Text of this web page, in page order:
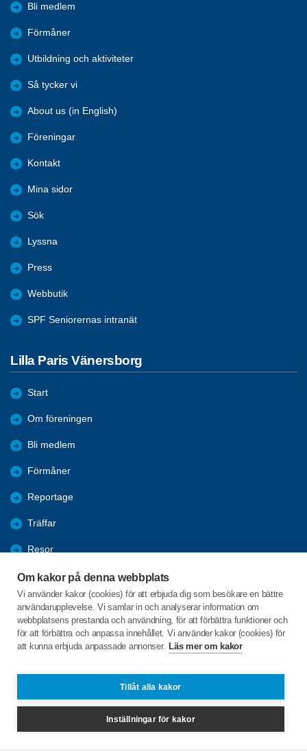
Om kakor på denna webbplats
Vi använder kakor (cookies) för att erbjuda dig som besökare en bättre
användarupplevelse. Vi samlar in och analyserar information om
webbplatsens prestanda och användning, för att förbättra funktioner och
för att förbättra och anpassa innehållet. Vi använder kakor (cookies) för
att kunna erbjuda anpassade annonser. Läs mer om kakor
Tillåt alla kakor
Inställningar för kakor
Bli medlem
Förmåner
Utbildning och aktiviteter
Så tycker vi
About us (in English)
Föreningar
Kontakt
Mina sidor
Sök
Lyssna
Press
Webbutik
SPF Seniorernas intranät
Lilla Paris Vänersborg
Start
Om föreningen
Bli medlem
Förmåner
Reportage
Träffar
Resor
Studiecirklar
Studiebesök
Övrig verksamhet
lillaparisvanersborg@spfseniorerna.se